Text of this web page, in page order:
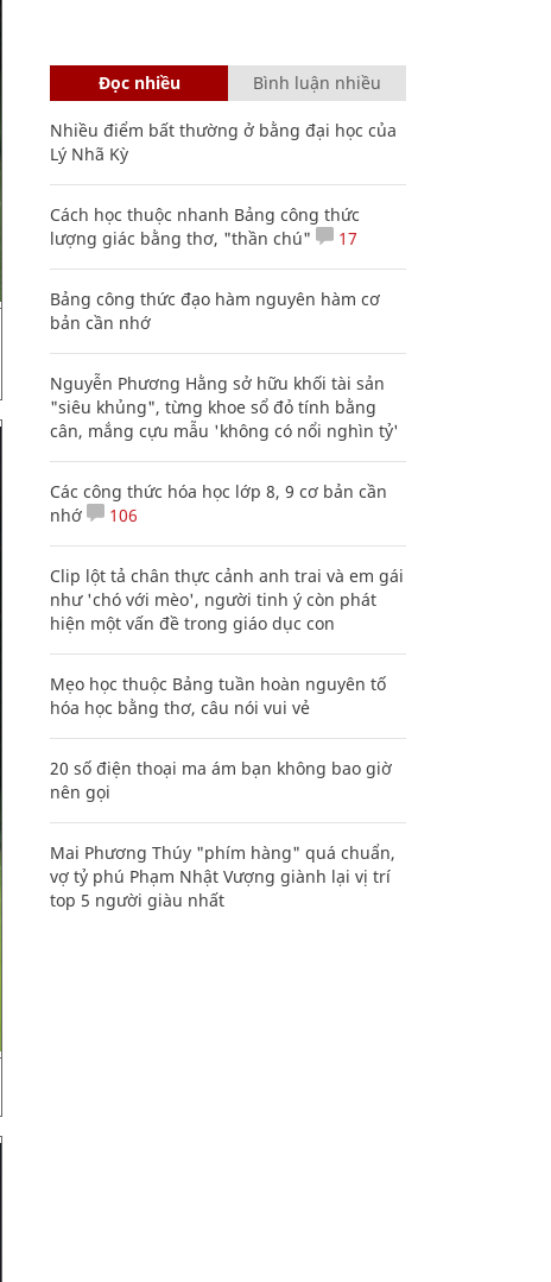
Đọc nhiều Bình luận nhiều
Nhiều điểm bất thường ở bằng đại học của
Lý Nhã Kỳ
Cách học thuộc nhanh Bảng công thức
lượng giác bằng thơ, "thần chú"
17
Bảng công thức đạo hàm nguyên hàm cơ
bản cần nhớ
Nguyễn Phương Hằng sở hữu khối tài sản
"siêu khủng", từng khoe sổ đỏ tính bằng
cân, mắng cựu mẫu 'không có nổi nghìn tỷ'
Các công thức hóa học lớp 8, 9 cơ bản cần
nhớ
106
Clip lột tả chân thực cảnh anh trai và em gái
như 'chó với mèo', người tinh ý còn phát
hiện một vấn đề trong giáo dục con
Mẹo học thuộc Bảng tuần hoàn nguyên tố
hóa học bằng thơ, câu nói vui vẻ
20 số điện thoại ma ám bạn không bao giờ
nên gọi
Mai Phương Thúy "phím hàng" quá chuẩn,
vợ tỷ phú Phạm Nhật Vượng giành lại vị trí
top 5 người giàu nhất